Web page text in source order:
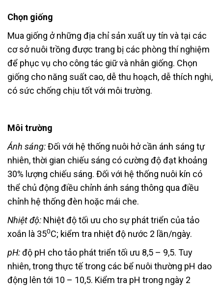
Chọn giống
Mua giống ở những địa chỉ sản xuất uy tín và tại các
cơ sở nuôi trồng được trang bị các phòng thí nghiệm
để phục vụ cho công tác giữ và nhân giống. Chọn
giống cho năng suất cao, dễ thu hoạch, dễ thích nghi,
có sức chống chịu tốt với môi trường.
Môi trường
Ánh sáng:Đối với hệ thống nuôi hở cần ánh sáng tự
nhiên, thời gian chiếu sáng có cường độ đạt khoảng
30% lượng chiếu sáng. Đối với hệ thống nuôi kín có
thể chủ động điều chỉnh ánh sáng thông qua điều
chỉnh hệ thống đèn hoặc mái che.
Nhiệt độ: Nhiệt độ tối ưu cho sự phát triển của tảo
xoắn là 350C; kiểm tra nhiệt độ nước 2 lần/ngày.
pH:độ pH cho tảo phát triển tối ưu 8,5 – 9,5. Tuy
nhiên, trong thực tế trong các bể nuôi thường pH dao
động lên tới 10 – 10,5. Kiểm tra pH trong ngày 2